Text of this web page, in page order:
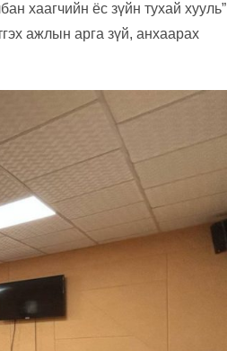
хаагчийн ёс зүйн тухай хууль”
ажлын арга зүй, анхаарах